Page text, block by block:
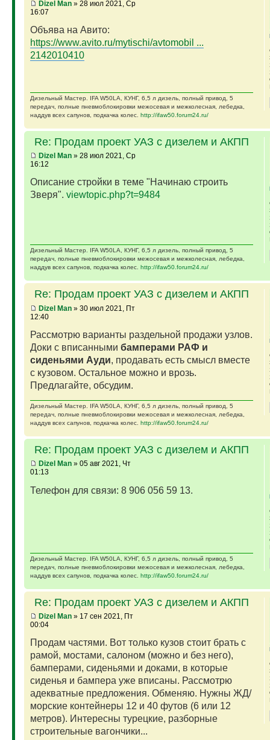
Dizel Man» 28 июл 2021, Ср
16:07
Объява на Авито:
https://www.avito.ru/mytischi/avtomobil ...
2142010410
Дизельный Мастер. IFA W50LA, КУНГ, 6,5 л дизель, полный привод, 5
передач, полные пневмоблокировки межосевая и межколесная, лебедка,
наддув всех сапунов, подкачка колес. http://ifaw50.forum24.ru/
Re: Продам проект УАЗ с дизелем и АКПП
Dizel Man» 28 июл 2021, Ср
16:12
Описание стройки в теме "Начинаю строить
Зверя". viewtopic.php?t=9484
Дизельный Мастер. IFA W50LA, КУНГ, 6,5 л дизель, полный привод, 5
передач, полные пневмоблокировки межосевая и межколесная, лебедка,
наддув всех сапунов, подкачка колес. http://ifaw50.forum24.ru/
Re: Продам проект УАЗ с дизелем и АКПП
Dizel Man» 30 июл 2021, Пт
12:40
Рассмотрю варианты раздельной продажи узлов.
Доки с вписанными бамперами РАФ и
сиденьями Ауди, продавать есть смысл вместе
с кузовом. Остальное можно и врозь.
Предлагайте, обсудим.
Дизельный Мастер. IFA W50LA, КУНГ, 6,5 л дизель, полный привод, 5
передач, полные пневмоблокировки межосевая и межколесная, лебедка,
наддув всех сапунов, подкачка колес. http://ifaw50.forum24.ru/
Re: Продам проект УАЗ с дизелем и АКПП
Dizel Man» 05 авг 2021, Чт
01:13
Телефон для связи: 8 906 056 59 13.
Дизельный Мастер. IFA W50LA, КУНГ, 6,5 л дизель, полный привод, 5
передач, полные пневмоблокировки межосевая и межколесная, лебедка,
наддув всех сапунов, подкачка колес. http://ifaw50.forum24.ru/
Re: Продам проект УАЗ с дизелем и АКПП
Dizel Man» 17 сен 2021, Пт
00:04
Продам частями. Вот только кузов стоит брать с
рамой, мостами, салоном (можно и без него),
бамперами, сиденьями и доками, в которые
сиденья и бампера уже вписаны. Рассмотрю
адекватные предложения. Обменяю. Нужны ЖД/
морские контейнеры 12 и 40 футов (6 или 12
метров). Интересны турецкие, разборные
строительные вагончики...